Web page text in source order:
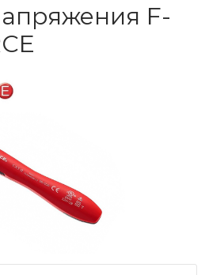
F-